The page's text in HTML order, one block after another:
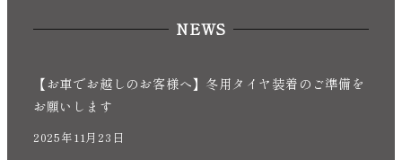
NEWS
【お車でお越しのお客様へ】冬用タイヤ装着のご準備を
お願いします
2025年11月23日